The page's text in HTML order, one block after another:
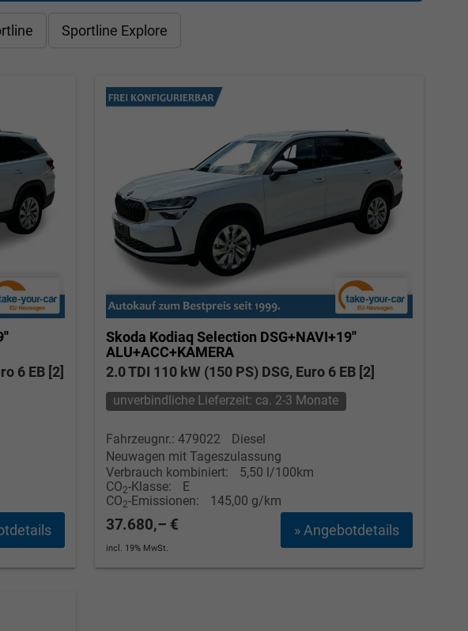
Sportline Explore
6 EB [2]
Skoda Kodiaq Selection DSG+NAVI+19''
ALU+ACC+KAMERA
2.0 TDI 110 kW (150 PS) DSG, Euro 6 EB [2]
unverbindliche Lieferzeit: ca. 2-3 Monate
Fahrzeugnr.: 479022
Diesel
Neuwagen mit Tageszulassung
Verbrauch kombiniert:
5,50 l/100km
CO2-Klasse:
E
CO2-Emissionen: 145,00 g/km
» Angebotdetails
37.680,– €
incl. 19% MwSt.